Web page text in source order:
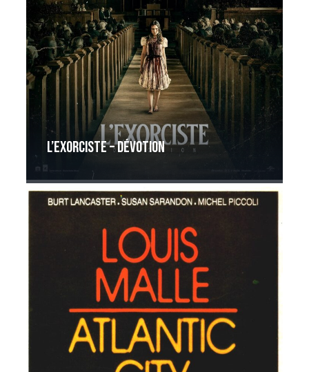
L’Exorciste – Dévotion